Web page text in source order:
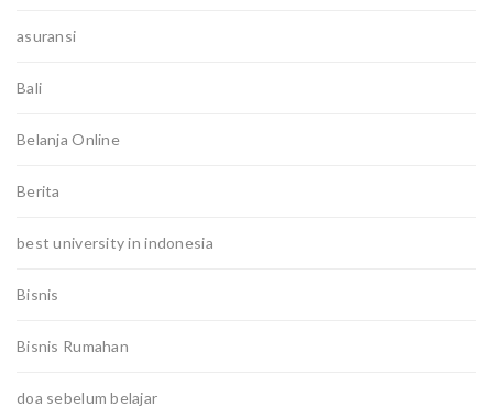
asuransi
Bali
Belanja Online
Berita
best university in indonesia
Bisnis
Bisnis Rumahan
doa sebelum belajar